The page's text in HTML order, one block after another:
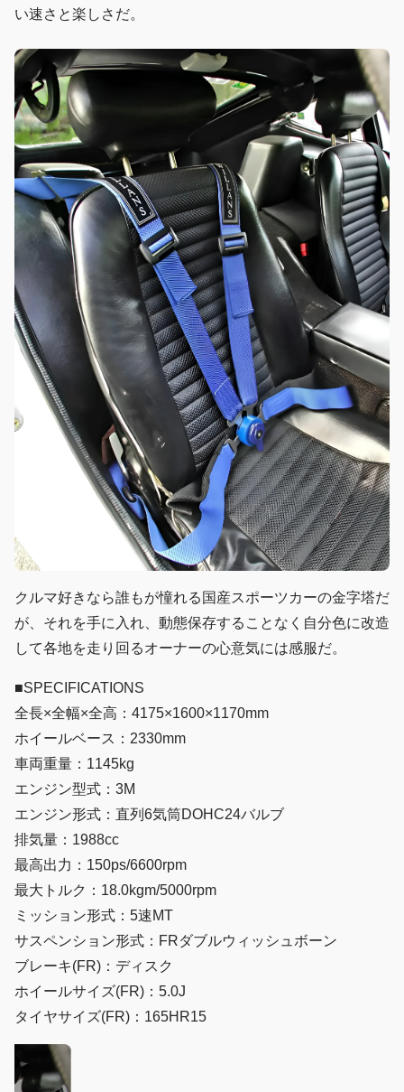
い速さと楽しさだ。
クルマ好きなら誰もが憧れる国産スポーツカーの金字塔だ
が、それを手に入れ、動態保存することなく自分色に改造
して各地を走り回るオーナーの心意気には感服だ。
■SPECIFICATIONS
全長×全幅×全高：4175×1600×1170mm
ホイールベース：2330mm
車両重量：1145kg
エンジン型式：3M
エンジン形式：直列6気筒DOHC24バルブ
排気量：1988cc
最高出力：150ps/6600rpm
最大トルク：18.0kgm/5000rpm
ミッション形式：5速MT
サスペンション形式：FRダブルウィッシュボーン
ブレーキ(FR)：ディスク
ホイールサイズ(FR)：5.0J
タイヤサイズ(FR)：165HR15